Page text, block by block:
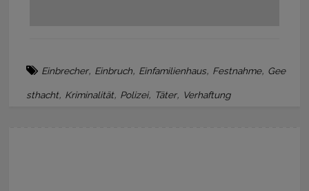
Einbrecher, Einbruch, Einfamilienhaus, Festnahme, Gee
sthacht, Kriminalität, Polizei, Täter, Verhaftung